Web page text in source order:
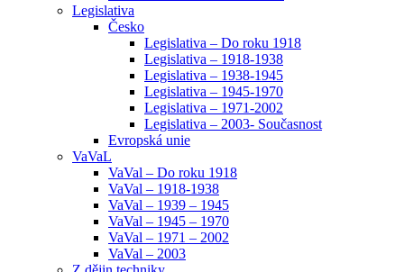
Legislativa
Česko
Legislativa – Do roku 1918
Legislativa – 1918-1938
Legislativa – 1938-1945
Legislativa – 1945-1970
Legislativa – 1971-2002
Legislativa – 2003- Současnost
Evropská unie
VaVaL
VaVal – Do roku 1918
VaVal – 1918-1938
VaVal – 1939 – 1945
VaVal – 1945 – 1970
VaVal – 1971 – 2002
VaVal – 2003